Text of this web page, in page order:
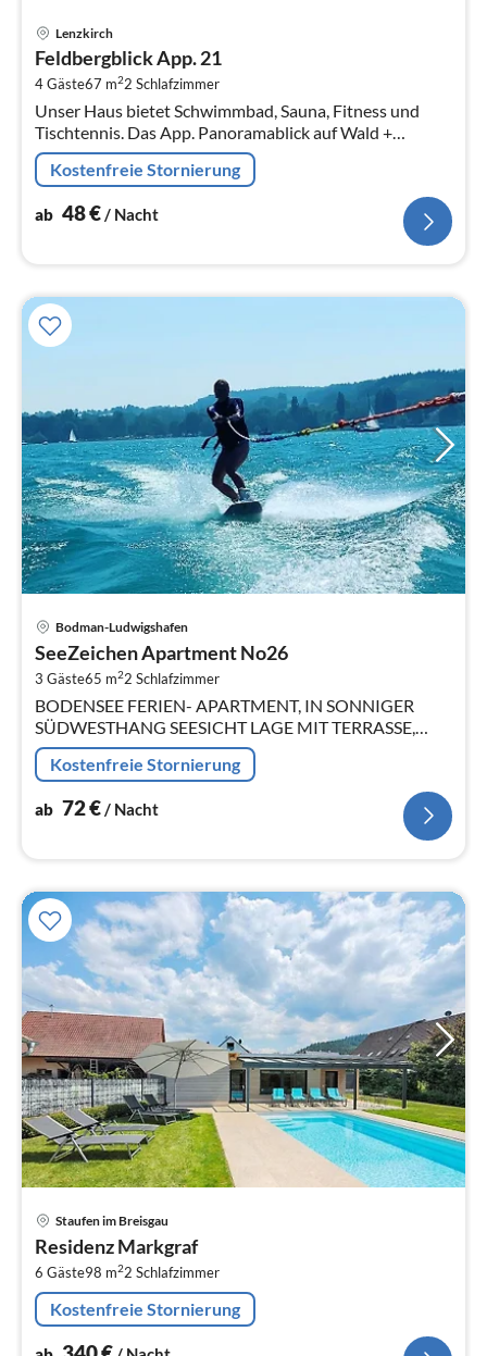
Lenzkirch
Feldbergblick App. 21
4 Gäste67 m22 Schlafzimmer
Unser Haus bietet Schwimmbad, Sauna, Fitness und
Tischtennis. Das App. Panoramablick auf Wald +
Feldberg. Dieser lädt zum Wandern/Skifahren ein.
Adventure Golf + Freibad im Ort.
Kostenfreie Stornierung
ab 48€/ Nacht
Bodman-Ludwigshafen
SeeZeichen Apartment No26
3 Gäste65 m22 Schlafzimmer
BODENSEE FERIEN- APARTMENT, IN SONNIGER
SÜDWESTHANG SEESICHT LAGE MIT TERRASSE,
GARTEN, BEHEIZTEM NATURPOOL UND SAUNA.
Kostenfreie Stornierung
ab 72€ / Nacht
Staufen im Breisgau
Residenz Markgraf
6 Gäste98 m22 Schlafzimmer
Kostenfreie Stornierung